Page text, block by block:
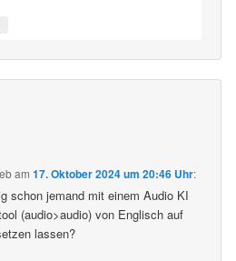
am17. Oktober 2024 um 20:46 Uhr:
schon jemand mit einem Audio KI
(audio>audio) von Englisch auf
lassen?